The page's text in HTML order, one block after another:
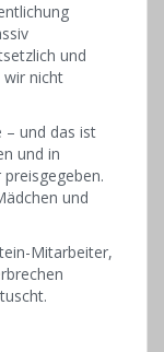
und
wir nicht
– und das ist
und in
und
Mitarbeiter,